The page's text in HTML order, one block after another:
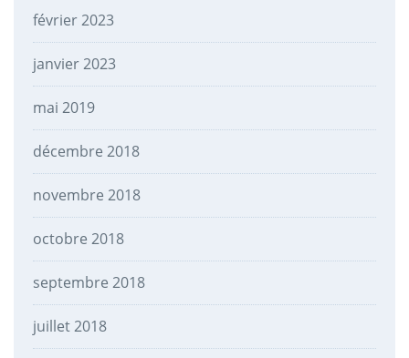
février 2023
janvier 2023
mai 2019
décembre 2018
novembre 2018
octobre 2018
septembre 2018
juillet 2018